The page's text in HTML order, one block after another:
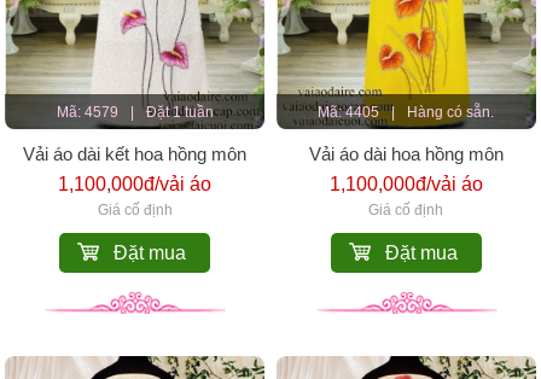
Mã: 4579 Đặt 1 tuần
Vải áo dài kết hoa hồng môn
1,100,000đ/vải áo
Giá cố định
Đặt mua
Mã: 4405 | Hàng có sẵn.
Vải áo dài hoa hồng môn
1,100,000đ/vải áo
Giá cố định
Đặt mua